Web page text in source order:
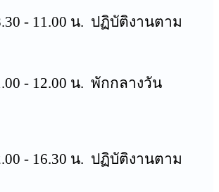
- 11.00 น. ปฏิบัติงานตาม
- 12.00 น. พักกลางวัน
- 16.30 น. ปฏิบัติงานตาม